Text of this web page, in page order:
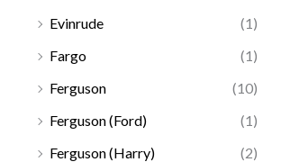
Evinrude
(1)
Fargo
(1)
Ferguson
(10)
Ferguson (Ford)
(1)
Ferguson (Harry)
(2)